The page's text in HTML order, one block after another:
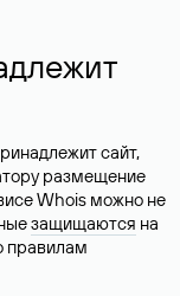
сайт,
размещение
Whois можно не
защищаются на
правилам